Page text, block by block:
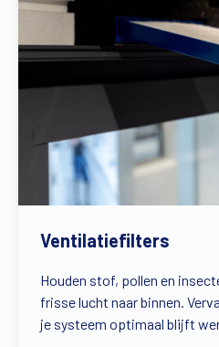
Ventilatiefilters
Houden stof, pollen en
frisse lucht naar binnen.
je systeem optimaal blijft